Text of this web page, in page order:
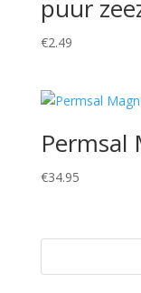
puur
€2.49
Permsal
€34.95